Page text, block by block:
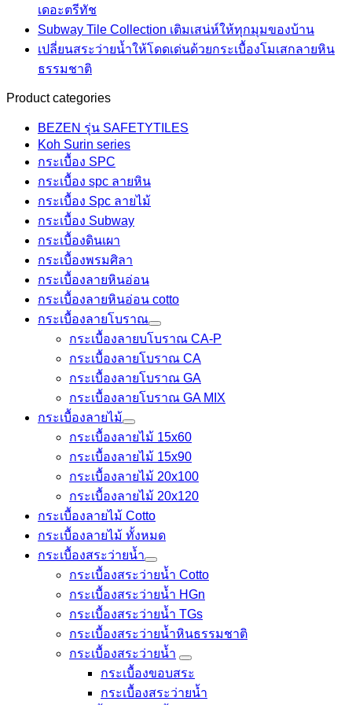
เดอะตรีทัช
Subway Tile Collection เติมเสน่ห์ให้ทุกมุมของบ้าน
เปลี่ยนสระว่ายน้ำให้โดดเด่นด้วยกระเบื้องโมเสกลายหิน
ธรรมชาติ
Product categories
BEZEN รุ่น SAFETYTILES
Koh Surin series
กระเบื้อง SPC
กระเบื้อง spc ลายหิน
กระเบื้อง Spc ลายไม้
กระเบื้อง Subway
กระเบื้องดินเผา
กระเบื้องพรมศิลา
กระเบื้องลายหินอ่อน
กระเบื้องลายหินอ่อน cotto
กระเบื้องลายโบราณ
กระเบื้องลายบโบราณ CA-P
กระเบื้องลายโบราณ CA
กระเบื้องลายโบราณ GA
กระเบื้องลายโบราณ GA MIX
กระเบื้องลายไม้
กระเบื้องลายไม้ 15x60
กระเบื้องลายไม้ 15x90
กระเบื้องลายไม้ 20x100
กระเบื้องลายไม้ 20x120
กระเบื้องลายไม้ Cotto
กระเบื้องลายไม้ ทั้งหมด
กระเบื้องสระว่ายน้ำ
กระเบื้องสระว่ายน้ำ Cotto
กระเบื้องสระว่ายน้ำ HGn
กระเบื้องสระว่ายน้ำ TGs
กระเบื้องสระว่ายน้ำหินธรรมชาติ
กระเบื้องสระว่ายนํ้า
กระเบื้องขอบสระ
กระเบื้องสระว่ายนํ้า